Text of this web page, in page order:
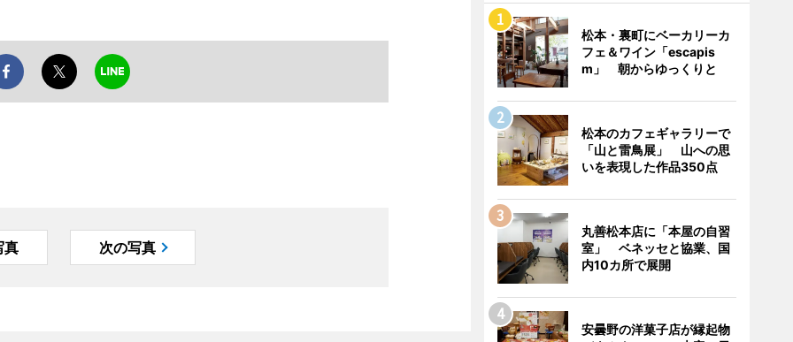
真 次の写真
松本・裏町にベーカリーカ
フェ＆ワイン「escapis
m」 朝からゆっくりと
松本のカフェギャラリーで
「山と雷鳥展」 山への思
いを表現した作品350点
丸善松本店に「本屋の自習
室」 ベネッセと協業、国
内10カ所で展開
安曇野の洋菓子店が縁起物